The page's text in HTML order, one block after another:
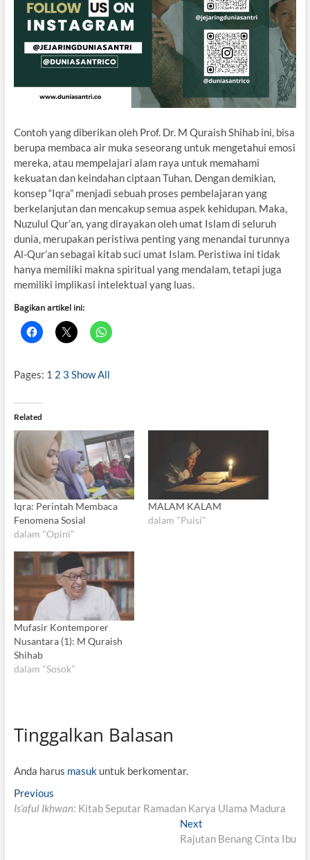
Contoh yang diberikan oleh Prof. Dr. M Quraish Shihab ini, bisa
berupa membaca air muka seseorang untuk mengetahui emosi
mereka, atau mempelajari alam raya untuk memahami
kekuatan dan keindahan ciptaan Tuhan. Dengan demikian,
konsep “Iqra” menjadi sebuah proses pembelajaran yang
berkelanjutan dan mencakup semua aspek kehidupan. Maka,
Nuzulul Qur’an, yang dirayakan oleh umat Islam di seluruh
dunia, merupakan peristiwa penting yang menandai turunnya
Al-Qur’an sebagai kitab suci umat Islam. Peristiwa ini tidak
hanya memiliki makna spiritual yang mendalam, tetapi juga
memiliki implikasi intelektual yang luas.
Bagikan artikel ini:
Pages: 1 2 3 Show All
Related
Iqra: Perintah Membaca
Fenomena Sosial
dalam "Opini"
MALAM KALAM
dalam "Puisi"
Mufasir Kontemporer
Nusantara (1): M Quraish
Shihab
dalam "Sosok"
Tinggalkan Balasan
Anda harus masukuntuk berkomentar.
N
a
Previous
r
Is’aful Ikhwan: Kitab Seputar Ramadan Karya Ulama Madura
Next
e
Rajutan Benang Cinta Ibu